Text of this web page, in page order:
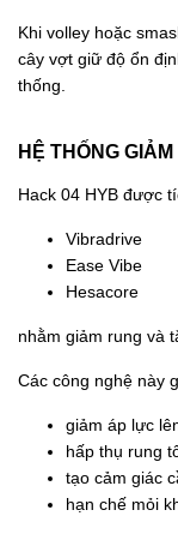
Khi volley hoặc
cây vợt giữ độ ổn
thống.
HỆ THỐNG
Hack 04 HYB được
Vibradrive
Ease Vibe
Hesacore
nhằm giảm rung và
Các công nghệ này
giảm áp lực
hấp thụ rung
tạo cảm giác
hạn chế mỏi